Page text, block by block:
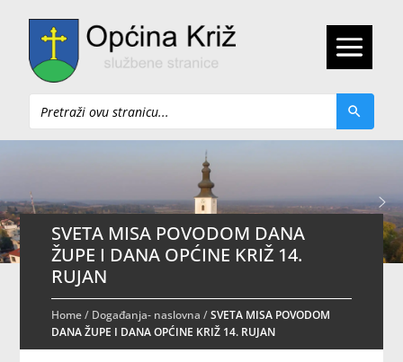
Pretraži
SVETA MISA POVODOM DANA
ŽUPE I DANA OPĆINE KRIŽ 14.
RUJAN
Home/ Događanja- naslovna /SVETA MISA POVODOM
DANA ŽUPE I DANA OPĆINE KRIŽ 14. RUJAN